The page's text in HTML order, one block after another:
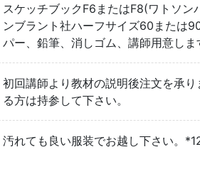
スケッチブックF6またはF8(ワトソ
ンブラント社ハーフサイズ60または
パー、鉛筆、消しゴム、講師用意し
初回講師より教材の説明後注文を承
る方は持参して下さい。
汚れても良い服装でお越し下さい。